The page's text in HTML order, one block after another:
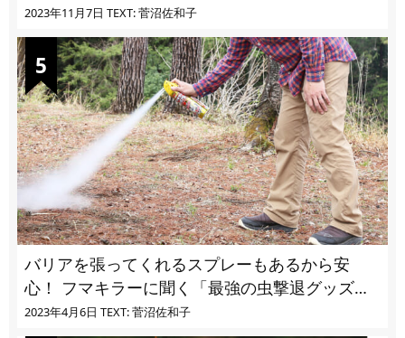
ユ・ヌカカ】
2023年11月7日 TEXT: 菅沼佐和子
バリアを張ってくれるスプレーもあるから安
心！ フマキラーに聞く「最強の虫撃退グッズ
vol.4」【キャンプサイトで使う虫よけ】
2023年4月6日 TEXT: 菅沼佐和子